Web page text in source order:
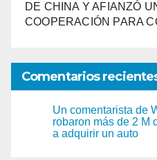
DE CHINA Y AFIANZÓ
COOPERACIÓN PARA
Comentarios
Un comentarista de
robaron más de 2 M
a adquirir un auto